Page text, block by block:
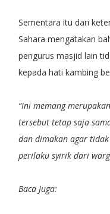
Sementara itu dari
Sahara mengatakan
pengurus masjid lain
kepada hati kambing
“Ini memang
tersebut tetap saja
dan dimakan agar
perilaku syirik dari
Baca Juga: